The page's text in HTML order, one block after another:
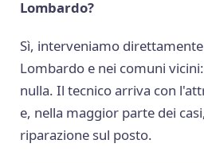
Lombardo?
Sì, interveniamo
Lombardo e nei comuni
nulla. Il tecnico arriva con
e, nella maggior parte dei
riparazione sul posto.